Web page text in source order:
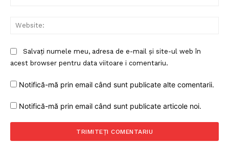
Salvați numele meu, adresa de e-mail și site-ul web în
acest browser pentru data viitoare i comentariu.
Notifică-mă prin email când sunt publicate alte comentarii.
Notifică-mă prin email când sunt publicate articole noi.